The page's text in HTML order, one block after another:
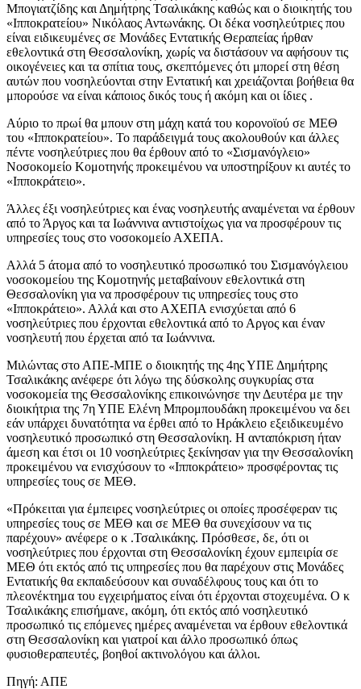
Μπογιατζίδης και Δημήτρης Τσαλικάκης καθώς και ο διοικητής του
«Ιπποκρατείου» Νικόλαος Αντωνάκης. Οι δέκα νοσηλεύτριες που
είναι ειδικευμένες σε Μονάδες Εντατικής Θεραπείας ήρθαν
εθελοντικά στη Θεσσαλονίκη, χωρίς να διστάσουν να αφήσουν τις
οικογένειες και τα σπίτια τους, σκεπτόμενες ότι μπορεί στη θέση
αυτών που νοσηλεύονται στην Εντατική και χρειάζονται βοήθεια θα
μπορούσε να είναι κάποιος δικός τους ή ακόμη και οι ίδιες .
Αύριο το πρωί θα μπουν στη μάχη κατά του κορονοϊού σε ΜΕΘ
του «Ιπποκρατείου». Το παράδειγμά τους ακολουθούν και άλλες
πέντε νοσηλεύτριες που θα έρθουν από το «Σισμανόγλειο»
Νοσοκομείο Κομοτηνής προκειμένου να υποστηρίξουν κι αυτές το
«Ιπποκράτειο».
Άλλες έξι νοσηλεύτριες και ένας νοσηλευτής αναμένεται να έρθουν
από το Άργος και τα Ιωάννινα αντιστοίχως για να προσφέρουν τις
υπηρεσίες τους στο νοσοκομείο ΑΧΕΠΑ.
Αλλά 5 άτομα από το νοσηλευτικό προσωπικό του Σισμανόγλειου
νοσοκομείου της Κομοτηνής μεταβαίνουν εθελοντικά στη
Θεσσαλονίκη για να προσφέρουν τις υπηρεσίες τους στο
«Ιπποκράτειο». Αλλά και στο ΑΧΕΠΑ ενισχύεται από 6
νοσηλεύτριες που έρχονται εθελοντικά από το Αργος και έναν
νοσηλευτή που έρχεται από τα Ιωάννινα.
Μιλώντας στο ΑΠΕ-ΜΠΕ ο διοικητής της 4ης ΥΠΕ Δημήτρης
Τσαλικάκης ανέφερε ότι λόγω της δύσκολης συγκυρίας στα
νοσοκομεία της Θεσσαλονίκης επικοινώνησε την Δευτέρα με την
διοικήτρια της 7η ΥΠΕ Ελένη Μπρομπουδάκη προκειμένου να δει
εάν υπάρχει δυνατότητα να έρθει από το Ηράκλειο εξειδικευμένο
νοσηλευτικό προσωπικό στη Θεσσαλονίκη. Η ανταπόκριση ήταν
άμεση και έτσι οι 10 νοσηλεύτριες ξεκίνησαν για την Θεσσαλονίκη
προκειμένου να ενισχύσουν το «Ιπποκράτειο» προσφέροντας τις
υπηρεσίες τους σε ΜΕΘ.
«Πρόκειται για έμπειρες νοσηλεύτριες οι οποίες προσέφεραν τις
υπηρεσίες τους σε ΜΕΘ και σε ΜΕΘ θα συνεχίσουν να τις
παρέχουν» ανέφερε ο κ .Τσαλικάκης. Πρόσθεσε, δε, ότι οι
νοσηλεύτριες που έρχονται στη Θεσσαλονίκη έχουν εμπειρία σε
ΜΕΘ ότι εκτός από τις υπηρεσίες που θα παρέχουν στις Μονάδες
Εντατικής θα εκπαιδεύσουν και συναδέλφους τους και ότι το
πλεονέκτημα του εγχειρήματος είναι ότι έρχονται στοχευμένα. Ο κ
Τσαλικάκης επισήμανε, ακόμη, ότι εκτός από νοσηλευτικό
προσωπικό τις επόμενες ημέρες αναμένεται να έρθουν εθελοντικά
στη Θεσσαλονίκη και γιατροί και άλλο προσωπικό όπως
φυσιοθεραπευτές, βοηθοί ακτινολόγου και άλλοι.
Πηγή: ΑΠΕ